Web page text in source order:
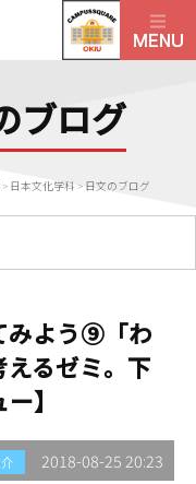
ブログ
> 日本文化学科 > 日文のブログ
みよう⑨「わ
るゼミ。下
】
2018-08-25 20:23